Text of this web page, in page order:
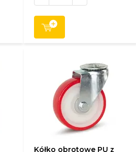
Kółko obrotowe PU z